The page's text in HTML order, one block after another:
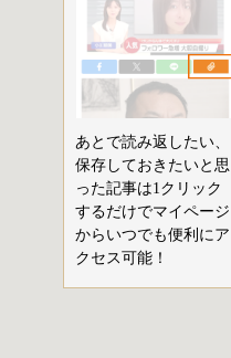
あとで読み返したい、
保存しておきたいと思
った記事は1クリック
するだけでマイページ
からいつでも便利にア
クセス可能！